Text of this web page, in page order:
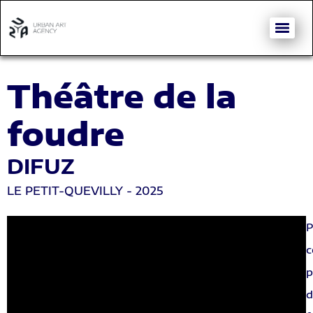
Théâtre de la
foudre
DIFUZ
LE PETIT-QUEVILLY - 2025